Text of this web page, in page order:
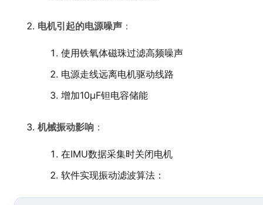
电机引起的电源噪声 ：
使用铁氧体磁珠过滤高频噪声
电源走线远离电机驱动线路
增加10μF钽电容储能
机械振动影响 ：
在IMU数据采集时关闭电机
软件实现振动滤波算法：